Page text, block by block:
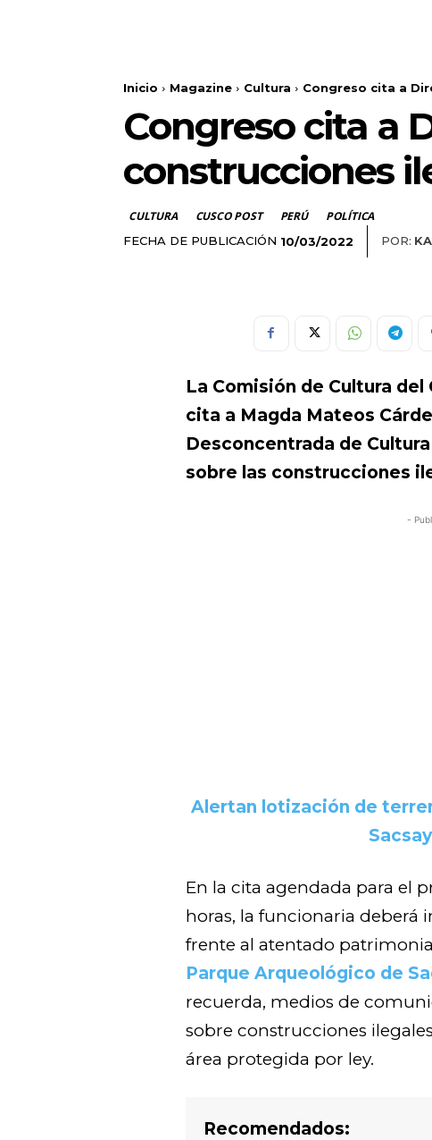
Inicio Magazine Cultura Congreso cita a
Congreso cita a
construcciones
CULTURA CUSCO POST PERÚ POLÍTICA
FECHA DE PUBLICACIÓN 10/03/2022 POR:
La Comisión de Cultura del
cita a Magda Mateos
Desconcentrada de
sobre las construcciones
-
Alertan lotización de
En la cita agendada para el
horas, la funcionaria deberá
frente al atentado
Parque Arqueológico de
recuerda, medios de
sobre construcciones
área protegida por ley.
Recomendados: